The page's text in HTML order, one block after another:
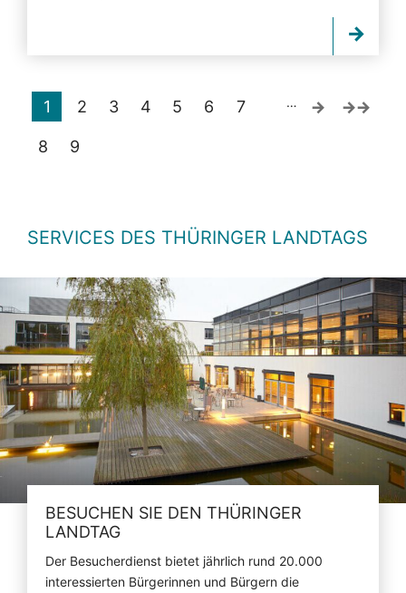
1 2 3 4 5 6 7
8 9
…
SERVICES DES THÜRINGER LANDTAGS
BESUCHEN SIE DEN THÜRINGER
LANDTAG
Der Besucherdienst bietet jährlich rund 20.000
interessierten Bürgerinnen und Bürgern die